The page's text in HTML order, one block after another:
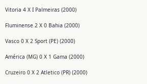
Vitoria 4 X I Palmeiras (2000)
Fluminense 2 X 0 Bahia (2000)
Vasco 0 X 2 Sport (PE) (2000)
América (MG) 0 X 1 Gama (2000)
Cruzeiro 0 X 2 Atletico (PR) (2000)